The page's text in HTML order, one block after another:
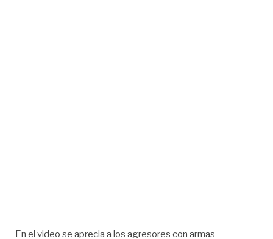
En el video se aprecia a los agresores con armas